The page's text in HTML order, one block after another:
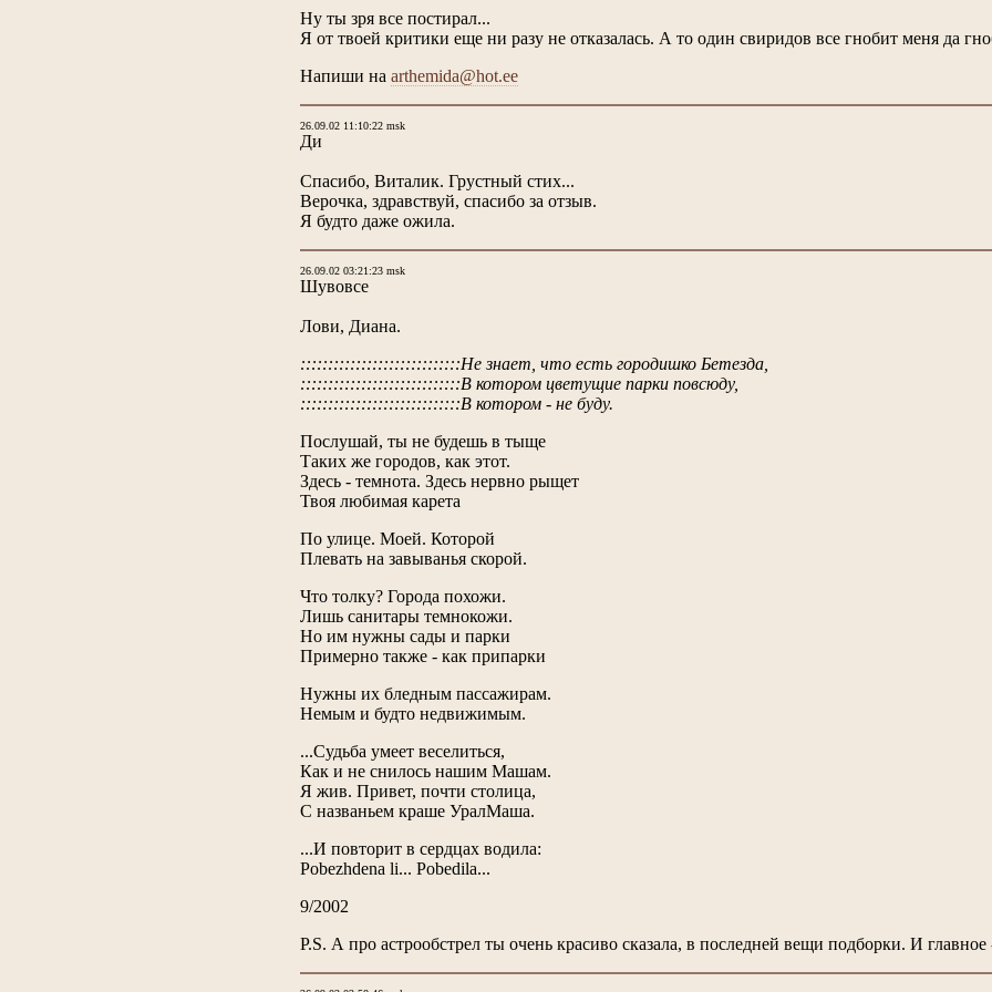
Ну ты зря все постирал...
Я от твоей критики еще ни разу не отказалась. А то один свиридов все гнобит меня да
Напиши на arthemida@hot.ee
26.09.02 11:10:22 msk
Ди
Спасибо, Виталик. Грустный стих...
Верочка, здравствуй, спасибо за отзыв.
Я будто даже ожила.
26.09.02 03:21:23 msk
Шувовсе
Лови, Диана.
:::::::::::::::::::::::::::::Не знает, что есть городишко Бетезда,
:::::::::::::::::::::::::::::В котором цветущие парки повсюду,
:::::::::::::::::::::::::::::В котором - не буду.
Послушай, ты не будешь в тыще
Таких же городов, как этот.
Здесь - темнота. Здесь нервно рыщет
Твоя любимая карета
По улице. Моей. Которой
Плевать на завыванья скорой.
Что толку? Города похожи.
Лишь санитары темнокожи.
Но им нужны сады и парки
Примерно также - как припарки
Нужны их бледным пассажирам.
Немым и будто недвижимым.
...Судьба умеет веселиться,
Как и не снилось нашим Машам.
Я жив. Привет, почти столица,
С названьем краше УралМаша.
...И повторит в сердцах водила:
Pobezhdena li... Pobedila...
9/2002
P.S. А про астрообстрел ты очень красиво сказала, в последней вещи подборки. И главное